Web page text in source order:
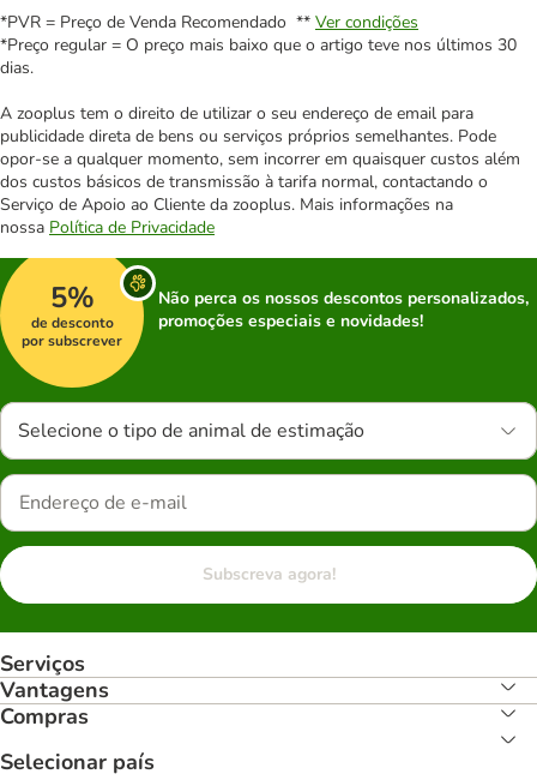
*PVR = Preço de Venda Recomendado ** Ver condições
*Preço regular = O preço mais baixo que o artigo teve nos últimos 30
dias.
A zooplus tem o direito de utilizar o seu endereço de email para
publicidade direta de bens ou serviços próprios semelhantes. Pode
opor-se a qualquer momento, sem incorrer em quaisquer custos além
dos custos básicos de transmissão à tarifa normal, contactando o
Serviço de Apoio ao Cliente da zooplus. Mais informações na
nossa Política de Privacidade
5%
de desconto
por subscrever
Não perca os nossos descontos personalizados,
promoções especiais e novidades!
Selecione o tipo de animal de estimação
Subscreva agora!
Serviços
Vantagens
Compras
Selecionar país